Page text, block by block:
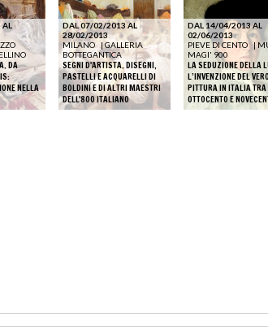
AL
DA
NELLA
DAL 07/02/2013 AL
28/02/2013
MILANO
|GALLERIA
BOTTEGANTICA
SEGNI D'ARTISTA. DISEGNI,
PASTELLI E ACQUARELLI DI
BOLDINI E DI ALTRI MAESTRI
DELL'800 ITALIANO
DAL 14/04/2013 AL
02/06/2013
PIEVE DI CENTO |
MAGI' 900
LA SEDUZIONE DELLA
L’INVENZIONE DEL
PITTURA IN ITALIA TRA
OTTOCENTO E